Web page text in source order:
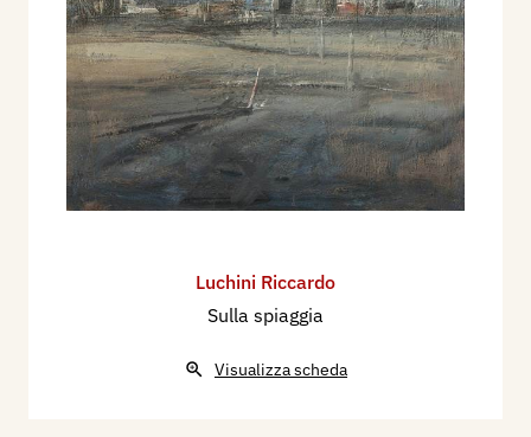
Luchini Riccardo
Sulla spiaggia
Visualizza scheda